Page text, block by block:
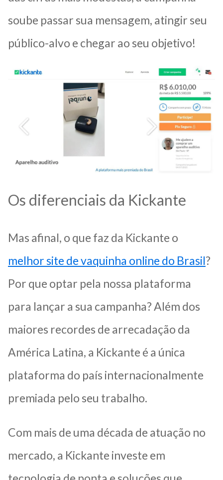
soube passar sua mensagem, atingir seu
público-alvo e chegar ao seu objetivo!
Os diferenciais da Kickante
Mas afinal, o que faz da Kickante o
melhor site de vaquinha online do Brasil?
Por que optar pela nossa plataforma
para lançar a sua campanha? Além dos
maiores recordes de arrecadação da
América Latina, a Kickante é a única
plataforma do país internacionalmente
premiada pelo seu trabalho.
Com mais de uma década de atuação no
mercado, a Kickante investe em